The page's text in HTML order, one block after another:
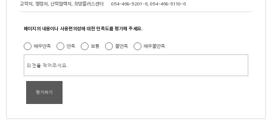
교학처, 행정처, 산학협력처, 희망플러스센터 054-468-5201~6, 054-468-5110~6
페이지의 내용이나 사용편의성에 대한 만족도를 평가해 주세요.
매우만족 만족 보통 불만족 매우불만족
평가하기